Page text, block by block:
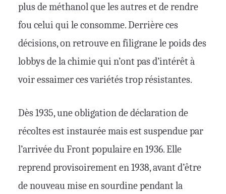
plus de méthanol que les autres et de rendre
fou celui qui le consomme. Derrière ces
décisions, on retrouve en filigrane le poids des
lobbys de la chimie qui n’ont pas d’intérêt à
voir essaimer ces variétés trop résistantes.
Dès 1935, une obligation de déclaration de
récoltes est instaurée mais est suspendue par
l’arrivée du Front populaire en 1936. Elle
reprend provisoirement en 1938, avant d’être
de nouveau mise en sourdine pendant la